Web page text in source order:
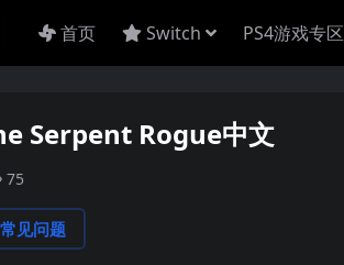
首页 Switch PS4游戏专区
Serpent Rogue中文
75
常见问题